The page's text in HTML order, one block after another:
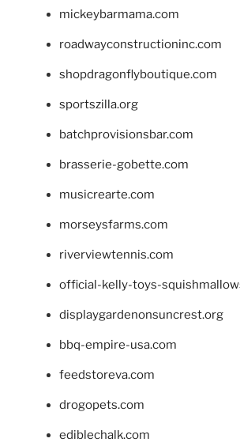
mickeybarmama.com
roadwayconstructioninc.com
shopdragonflyboutique.com
sportszilla.org
batchprovisionsbar.com
brasserie-gobette.com
musicrearte.com
morseysfarms.com
riverviewtennis.com
official-kelly-toys-
displaygardenonsuncrest.org
bbq-empire-usa.com
feedstoreva.com
drogopets.com
ediblechalk.com